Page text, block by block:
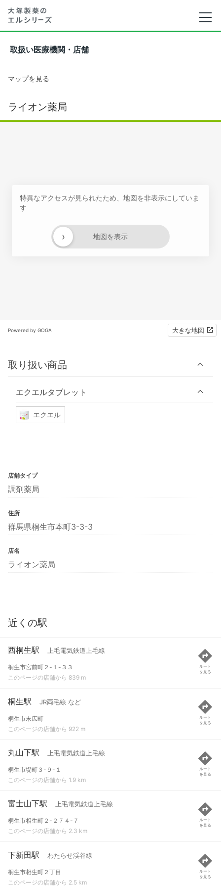
取扱い医療機関・店舗
マップを見る
ライオン薬局
特異なアクセスが見られたため、地図を非表示にしていま
す
地図を表示
›
Powered by GOGA 大きな地図
取り扱い商品
エクエルタブレット
エクエル
店舗タイプ
調剤薬局
住所
群馬県桐生市本町3-3-3
店名
ライオン薬局
近くの駅
西桐生駅 上毛電気鉄道上毛線
桐生市宮前町２-１-３３
このページの店舗から 839 m
ルート
を見る
桐生駅 JR両毛線 など
桐生市末広町
このページの店舗から 922 m
ルート
を見る
丸山下駅 上毛電気鉄道上毛線
桐生市堤町３-９-１
このページの店舗から 1.9 km
ルート
を見る
富士山下駅 上毛電気鉄道上毛線
桐生市相生町２-２７４-７
このページの店舗から 2.3 km
ルート
を見る
下新田駅 わたらせ渓谷線
桐生市相生町２丁目
このページの店舗から 2.5 km
ルート
を見る